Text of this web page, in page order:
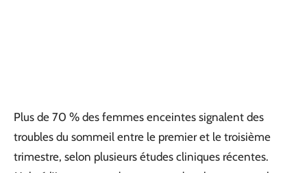
Plus de 70 % des femmes enceintes signalent des
troubles du sommeil entre le premier et le troisième
trimestre, selon plusieurs études cliniques récentes.